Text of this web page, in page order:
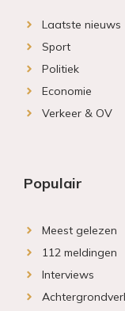
Laatste nieuws
Sport
Politiek
Economie
Verkeer & OV
Populair
Meest gelezen
112 meldingen
Interviews